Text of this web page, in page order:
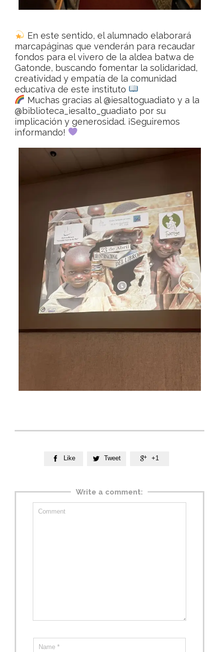
En este sentido, el alumnado elaborará
marcapáginas que venderán para recaudar
fondos para el vivero de la aldea batwa de
Gatonde, buscando fomentar la solidaridad,
creatividad y empatía de la comunidad
educativa de este instituto
Muchas gracias al@iesaltoguadiato y a la
@biblioteca_iesalto_guadiato por su
implicación y generosidad. ¡Seguiremos
informando!
 Like  Tweet  +1
Write a comment: